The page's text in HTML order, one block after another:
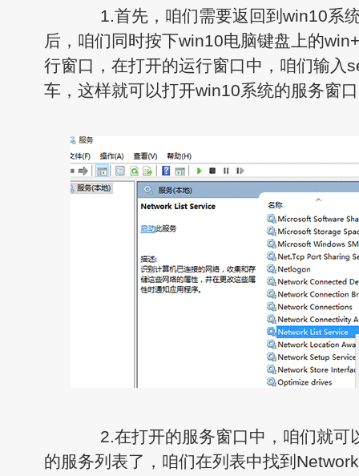
1.首先，咱们需要返回到win10系
后，咱们同时按下win10电脑键盘上的
行窗口，在打开的运行窗口中，咱们输入
车，这样就可以打开win10系统的服务窗
2.在打开的服务窗口中，咱们就可
的服务列表了，咱们在列表中找到